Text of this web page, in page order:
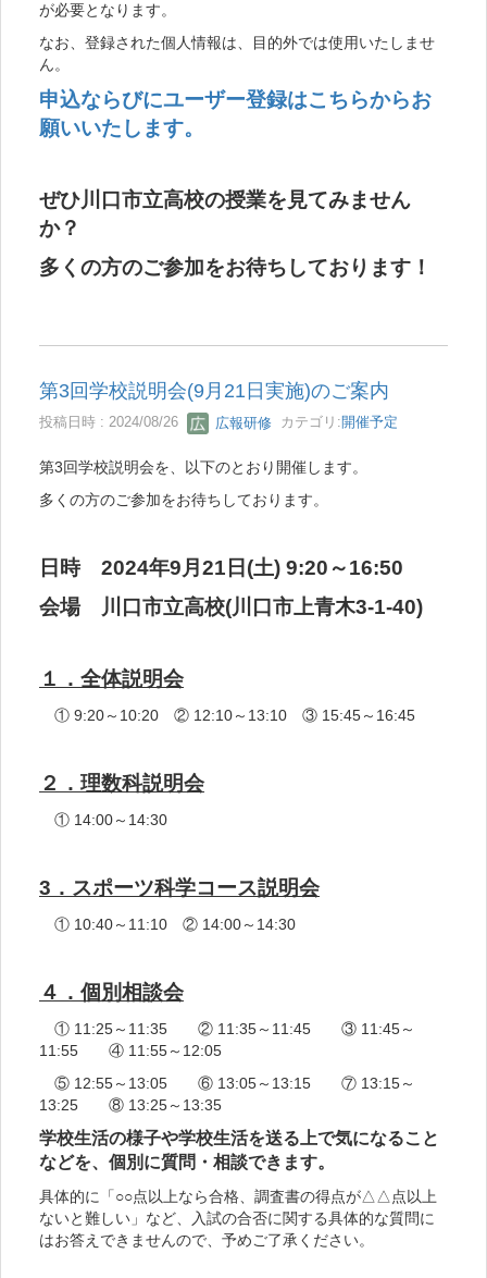
が必要となります。
なお、登録された個人情報は、目的外では使用いたしませ
ん。
申込ならびにユーザー登録はこちらからお
願いいたします。
ぜひ川口市立高校の授業を見てみません
か？
多くの方のご参加をお待ちしております！
第3回学校説明会(9月21日実施)のご案内
投稿日時 : 2024/08/26 広報研修 カテゴリ:開催予定
第3回学校説明会を、以下のとおり開催します。
多くの方のご参加をお待ちしております。
日時 2024年9月21日(土) 9:20～16:50
会場 川口市立高校(川口市上青木3-1-40)
１．全体説明会
① 9:20～10:20 ② 12:10～13:10 ③ 15:45～16:45
２．理数科説明会
① 14:00～14:30
3．スポーツ科学コース説明会
① 10:40～11:10 ② 14:00～14:30
４．個別相談会
① 11:25～11:35 ② 11:35～11:45 ③ 11:45～
11:55 ④ 11:55～12:05
⑤ 12:55～13:05 ⑥ 13:05～13:15 ⑦ 13:15～
13:25 ⑧ 13:25～13:35
学校生活の様子や学校生活を送る上で気になること
などを、個別に質問・相談できます。
具体的に「○○点以上なら合格、調査書の得点が△△点以上
ないと難しい」など、入試の合否に関する具体的な質問に
はお答えできませんので、予めご了承ください。